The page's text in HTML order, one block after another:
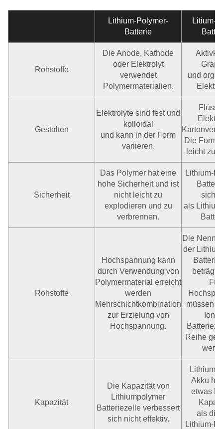
Lithium-Polymer-
Batterie
Litium-
Rohstoffe
Die Anode, Kathode
oder Elektrolyt
verwendet
Polymermaterialien.
und
Gestalten
Elektrolyte sind fest und
kolloidal
und kann in der Form
variieren.
Die Form
leicht zu
Sicherheit
Das Polymer hat eine
hohe Sicherheit und ist
nicht leicht zu
explodieren und zu
verbrennen.
Lithium-
als
Rohstoffe
Hochspannung kann
durch Verwendung von
Polymermaterial erreicht
werden
Mehrschichtkombination
zur Erzielung von
Hochspannung.
Die
der
beträgt
Für
müssen
Reihe
Kapazität
Die Kapazität von
Lithiumpolymer
Batteriezelle verbessert
sich nicht effektiv.
Lithium-
Akku
etwas
als die
Lithium-